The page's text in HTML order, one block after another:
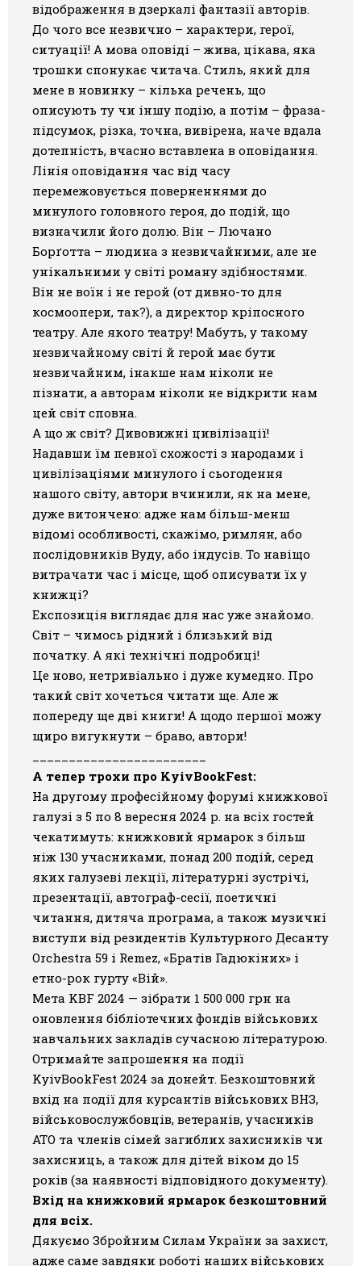
відображення в дзеркалі фантазії авторів.
До чого все незвично – характери, герої,
ситуації! А мова оповіді – жива, цікава, яка
трошки спонукає читача. Стиль, який для
мене в новинку – кілька речень, що
описують ту чи іншу подію, а потім – фраза-
підсумок, різка, точна, вивірена, наче вдала
дотепність, вчасно вставлена в оповідання.
Лінія оповідання час від часу
перемежовується поверненнями до
минулого головного героя, до подій, що
визначили його долю. Він – Лючано
Борґотта – людина з незвичайними, але не
унікальними у світі роману здібностями.
Він не воїн і не герой (от дивно-то для
космоопери, так?), а директор кріпосного
театру. Але якого театру! Мабуть, у такому
незвичайному світі й герой має бути
незвичайним, інакше нам ніколи не
пізнати, а авторам ніколи не відкрити нам
цей світ сповна.
А що ж світ? Дивовижні цивілізації!
Надавши їм певної схожості з народами і
цивілізаціями минулого і сьогодення
нашого світу, автори вчинили, як на мене,
дуже витончено: адже нам більш-менш
відомі особливості, скажімо, римлян, або
послідовників Вуду, або індусів. То навіщо
витрачати час і місце, щоб описувати їх у
книжці?
Експозиція виглядає для нас уже знайомо.
Світ – чимось рідний і близький від
початку. А які технічні подробиці!
Це ново, нетривіально і дуже кумедно. Про
такий світ хочеться читати ще. Але ж
попереду ще дві книги! А щодо першої можу
щиро вигукнути – браво, автори!
А тепер трохи про KyivBookFest:
На другому професійному форумі книжкової
галузі з 5 по 8 вересня 2024 р. на всіх гостей
чекатимуть: книжковий ярмарок з більш
ніж 130 учасниками, понад 200 подій, серед
яких галузеві лекції, літературні зустрічі,
презентації, автограф-сесії, поетичні
читання, дитяча програма, а також музичні
виступи від резидентів Культурного Десанту
Orchestra 59 і Remez, «Братів Гадюкіних» і
етно-рок гурту «Вій».
Мета KBF 2024 — зібрати 1 500 000 грн на
оновлення бібліотечних фондів військових
навчальних закладів сучасною літературою.
Отримайте запрошення на події
KyivBookFest 2024 за донейт. Безкоштовний
вхід на події для курсантів військових ВНЗ,
військовослужбовців, ветеранів, учасників
АТО та членів сімей загиблих захисників чи
захисниць, а також для дітей віком до 15
років (за наявності відповідного документу).
Вхід на книжковий ярмарок безкоштовний
для всіх.
Дякуємо Збройним Силам України за захист,
адже саме завдяки роботі наших військових